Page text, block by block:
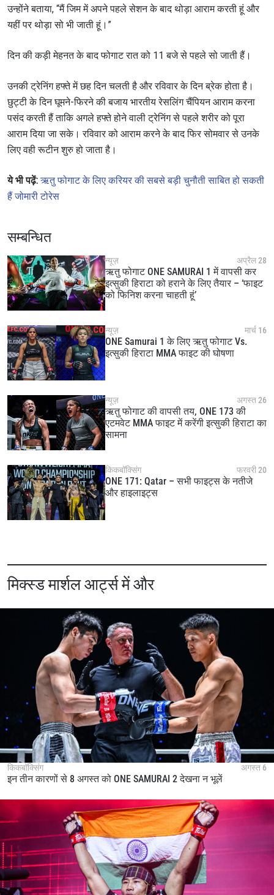
उन्होंने बताया, “मैं जिम में अपने पहले सेशन के बाद थोड़ा आराम करती हूं और
यहीं पर थोड़ा सो भी जाती हूं।”
दिन की कड़ी मेहनत के बाद फोगाट रात को 11 बजे से पहले सो जाती हैं।
उनकी ट्रेनिंग हफ्ते में छह दिन चलती है और रविवार के दिन ब्रेक होता है।
छुट्टी के दिन घूमने-फिरने की बजाय भारतीय रेसलिंग चैंपियन आराम करना
पसंद करती हैं ताकि अगले हफ्ते होने वाली ट्रेनिंग से पहले शरीर को पूरा
आराम दिया जा सके। रविवार को आराम करने के बाद फिर सोमवार से उनके
लिए वही रूटीन शुरु हो जाता है।
ये भी पढ़ें: ऋतु फोगाट के लिए करियर की सबसे बड़ी चुनौती साबित हो सकती
हैं जोमारी टोरेस
सम्बन्धित
न्यूज़ अप्रैल 28
ऋतु फोगाट ONE SAMURAI 1 में वापसी कर
इत्सुकी हिराटा को हराने के लिए तैयार – ‘फाइट
को फिनिश करना चाहती हूं’
न्यूज़ मार्च 16
ONE Samurai 1 के लिए ऋतु फोगाट Vs.
इत्सुकी हिराटा MMA फाइट की घोषणा
न्यूज़ अगस्त 26
ऋतु फोगाट की वापसी तय, ONE 173 की
एटमवेट MMA फाइट में करेंगी इत्सुकी हिराटा का
सामना
किकबॉक्सिंग फरवरी 20
ONE 171: Qatar – सभी फाइट्स के नतीजे
और हाइलाइट्स
मिक्स्ड मार्शल आर्ट्स में और
किकबॉक्सिंग अगस्त 6
इन तीन कारणों से 8 अगस्त को ONE SAMURAI 2 देखना न भूलें
प्रतिद्वंद्वी
STAY IN THE KNOW
to gain access to latest news, unlock special offers
and get first access to the best seats to our live
events.
ईमेल
collection, use and disclosure of your information
under ourPrivacy Policy. You may unsubscribe from
these communications at any time.